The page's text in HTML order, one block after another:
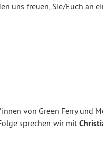
uns freuen, Sie/Euch an
von Green Ferry und
sprechen wir mit